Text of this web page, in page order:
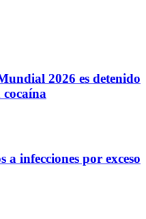
2026 es detenido
a infecciones por exceso